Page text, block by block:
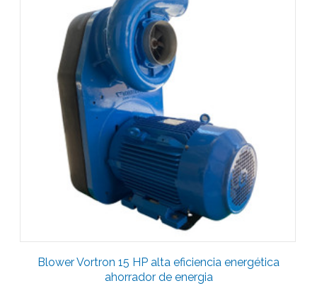
Blower Vortron 15 HP alta eficiencia energética
ahorrador de energia